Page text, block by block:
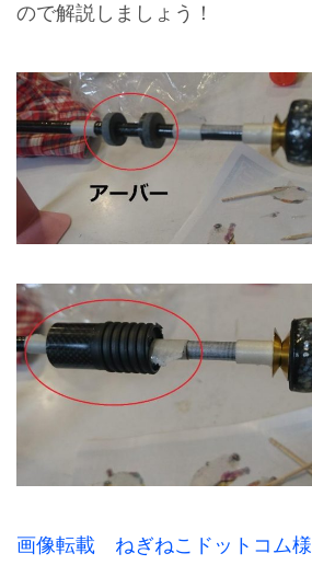
ので解説しましょう！
画像転載 ねぎねこドットコム様